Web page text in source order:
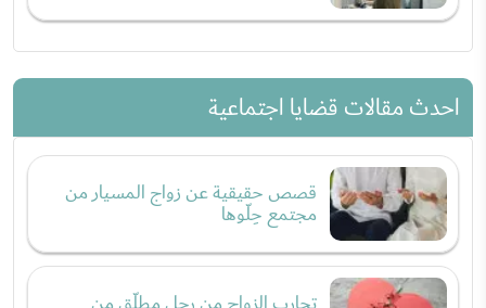
احدث مقالات قضايا اجتماعية
قصص حقيقية عن زواج المسيار من
مجتمع حِلّوها